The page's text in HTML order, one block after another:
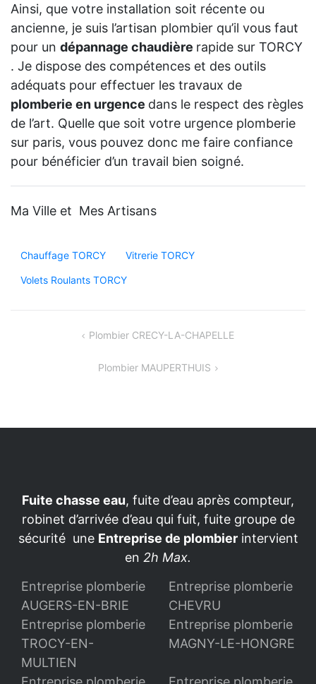
Ainsi, que votre installation soit récente ou
ancienne, je suis l’artisan plombier qu’il vous faut
pour un dépannage chaudière rapide sur TORCY
. Je dispose des compétences et des outils
adéquats pour effectuer les travaux de
plomberie en urgence dans le respect des règles
de l’art. Quelle que soit votre urgence plomberie
sur paris, vous pouvez donc me faire confiance
pour bénéficier d’un travail bien soigné.
Ma Ville et Mes Artisans
Chauffage TORCY Vitrerie TORCY
Volets Roulants TORCY
Navigation Plombier CRECY-LA-CHAPELLE
Plombier MAUPERTHUIS
Fuite chasse eau, fuite d’eau après compteur,
robinet d’arrivée d’eau qui fuit, fuite groupe de
sécurité une Entreprise de plombierintervient
en 2h Max.
Entreprise plomberie
AUGERS-EN-BRIE
Entreprise plomberie
CHEVRU
Entreprise plomberie
TROCY-EN-
MULTIEN
Entreprise plomberie
MAGNY-LE-HONGRE